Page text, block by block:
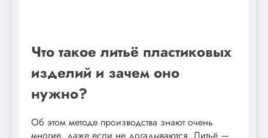
Что такое литьё пластиковых
изделий и зачем оно
нужно?
Об этом методе производства знают очень
многие, даже если не догадываются. Литьё —